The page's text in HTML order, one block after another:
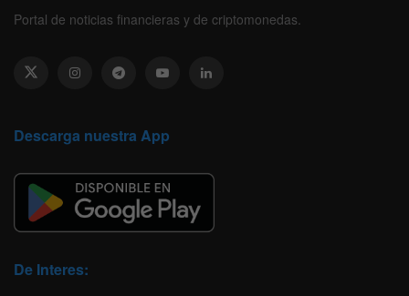
Portal de noticias financieras y de criptomonedas.
Descarga nuestra App
De Interes: